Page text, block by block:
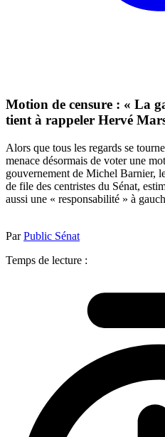
Motion de censure : « La
tient à rappeler Hervé
Alors que tous les regards se
menace désormais de voter une
gouvernement de Michel Barnier,
de file des centristes du Sénat,
aussi une « responsabilité » à
ParPublic Sénat
Temps de lecture :